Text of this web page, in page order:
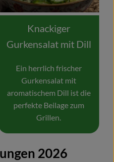
Knackiger
Gurkensalat mit Dill
Ein herrlich frischer
Gurkensalat mit
aromatischem Dill ist die
perfekte Beilage zum
Grillen.
2026